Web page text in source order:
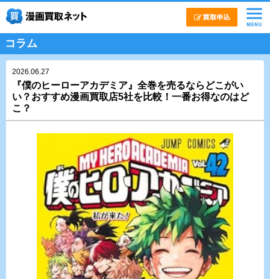
コラム
2026.06.27
『僕のヒーローアカデミア』全巻を売るならどこがい
い？おすすめ漫画買取店5社を比較！一番お得なのはど
こ？